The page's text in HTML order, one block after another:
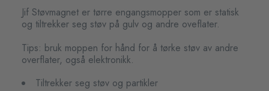
Jif Støvmagnet er tørre engangsmopper som er statisk
og tiltrekker seg støv på gulv og andre oveflater.
Tips: bruk moppen for hånd for å tørke støv av andre
overflater, også elektronikk.
Tiltrekker seg støv og partikler